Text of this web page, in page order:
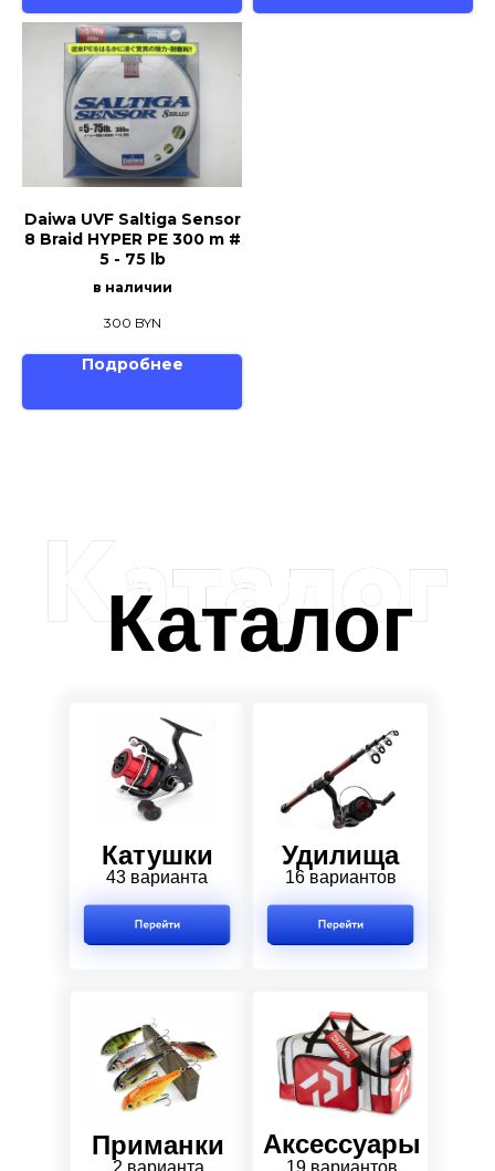
Daiwa UVF Saltiga Sensor
8 Braid HYPER PE 300 m #
5 - 75 lb
в наличии
300 BYN
Подробнее
Каталог
Катушки
43 варианта
Удилища
16 вариантов
2 варианта
Аксессуары
19 вариантов
Приманки